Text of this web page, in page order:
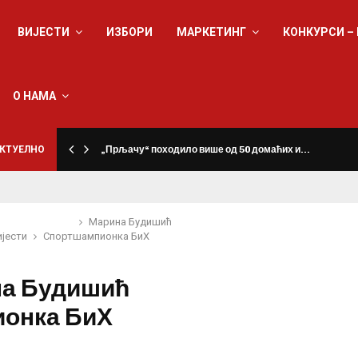
ВИЈЕСТИ ИЗБОРИ МАРКЕТИНГ КОНКУРСИ
О НАМА
„Прљачу“ походило више од 50 домаћих и…
Спорт
Марина Будишић
шампионка БиХ
Будишић
БиХ